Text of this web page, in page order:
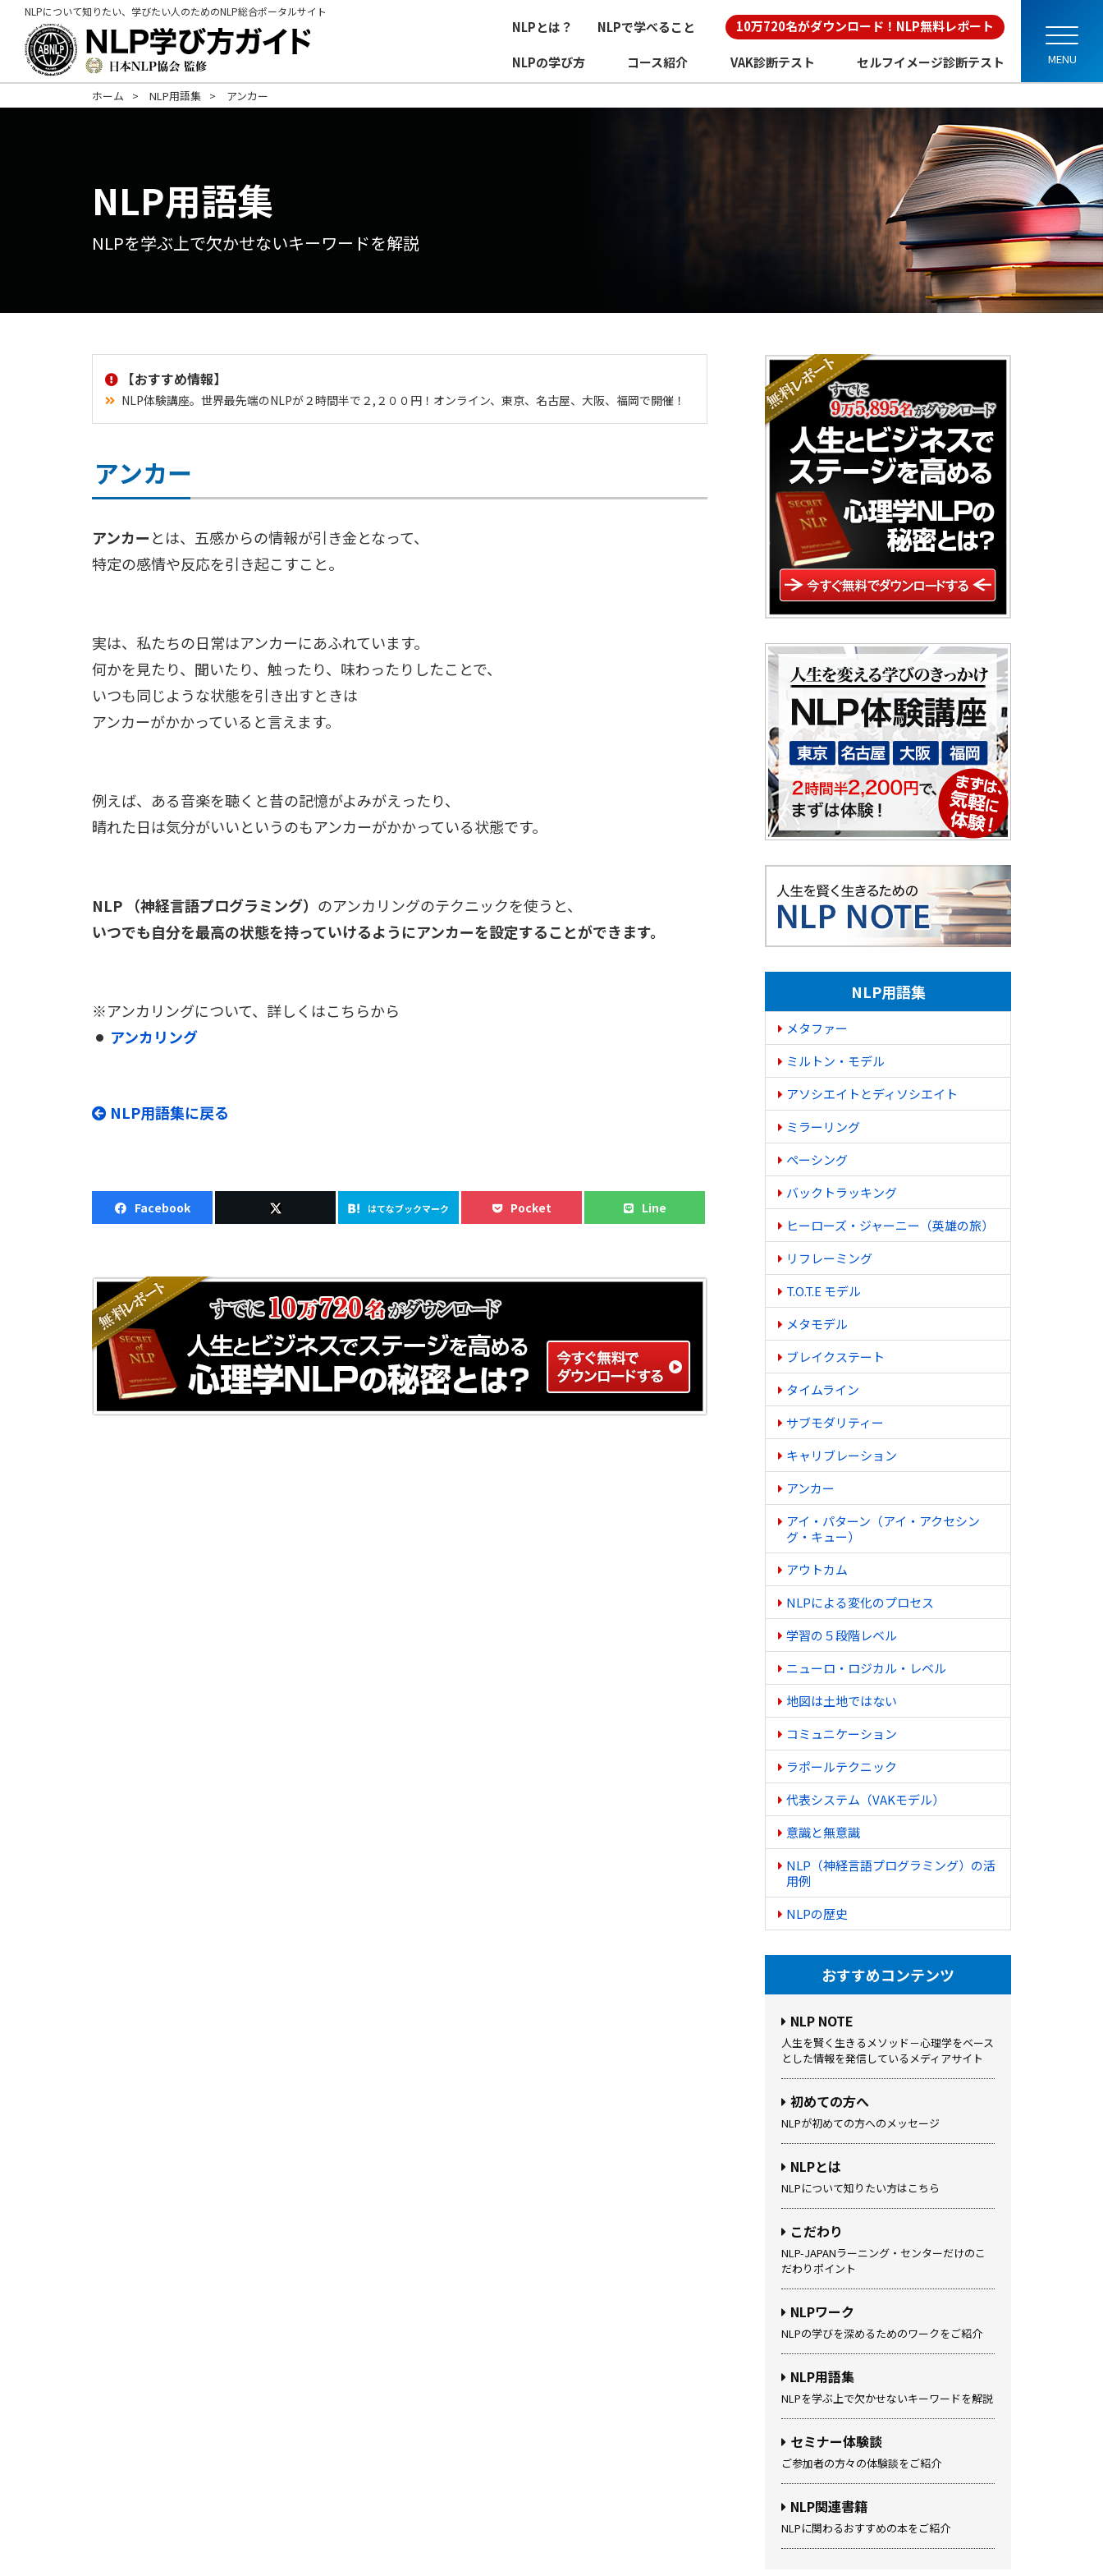
NLPについて知りたい、学びたい人のためのNLP総合ポータルサイト
NLPとは？ NLPで学べること 10万720名がダウンロード！NLP無料レポート
NLPの学び方 コース紹介 VAK診断テスト セルフイメージ診断テスト
ホーム NLP用語集 アンカー
NLP用語集
NLPを学ぶ上で欠かせないキーワードを解説
【おすすめ情報】
NLP体験講座。世界最先端のNLPが２時間半で２,２００円！オンライン、東京、名古屋、大阪、福岡で開催！
アンカー
アンカーとは、五感からの情報が引き金となって、
特定の感情や反応を引き起こすこと。
実は、私たちの日常はアンカーにあふれています。
何かを見たり、聞いたり、触ったり、味わったりしたことで、
いつも同じような状態を引き出すときは
アンカーがかかっていると言えます。
例えば、ある音楽を聴くと昔の記憶がよみがえったり、
晴れた日は気分がいいというのもアンカーがかかっている状態です。
NLP （神経言語プログラミング） のアンカリングのテクニックを使うと、
いつでも自分を最高の状態を持っていけるようにアンカーを設定することができます。
アンカリングについて、詳しくはこちらから
アンカリング
NLP用語集に戻る
Facebook はてなブックマーク Pocket Line
NLP用語集
メタファー
ミルトン・モデル
アソシエイトとディソシエイト
ミラーリング
ペーシング
バックトラッキング
ヒーローズ・ジャーニー（英雄の旅）
リフレーミング
T.O.T.E モデル
メタモデル
ブレイクステート
タイムライン
サブモダリティー
キャリブレーション
アンカー
アイ・パターン（アイ・アクセシン
グ・キュー）
アウトカム
NLPによる変化のプロセス
学習の５段階レベル
ニューロ・ロジカル・レベル
地図は土地ではない
コミュニケーション
ラポールテクニック
代表システム（VAKモデル）
意識と無意識
NLP（神経言語プログラミング）の活
用例
NLPの歴史
おすすめコンテンツ
NLP NOTE
人生を賢く生きるメソッド－心理学をベース
とした情報を発信しているメディアサイト
初めての方へ
NLPが初めての方へのメッセージ
NLPとは
NLPについて知りたい方はこちら
こだわり
NLP-JAPANラーニング・センターだけのこ
だわりポイント
NLPワーク
NLPの学びを深めるためのワークをご紹介
NLP用語集
NLPを学ぶ上で欠かせないキーワードを解説
セミナー体験談
ご参加者の方々の体験談をご紹介
NLP関連書籍
NLPに関わるおすすめの本をご紹介